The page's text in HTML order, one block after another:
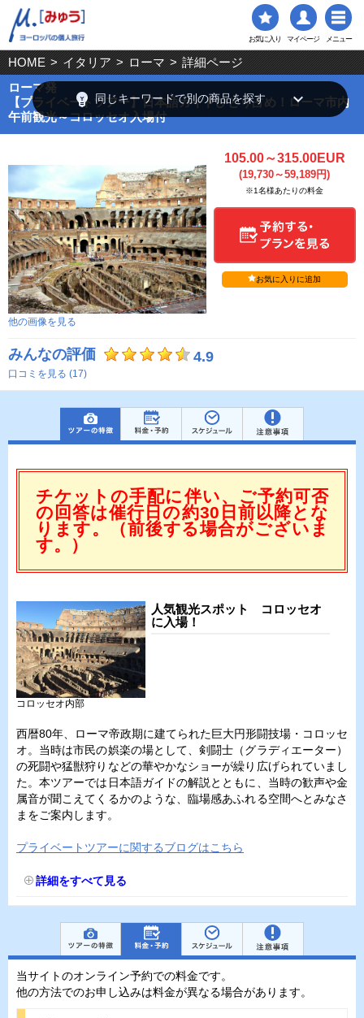
お気に入り マイページ メニュー
HOME > イタリア > ローマ > 詳細ページ
ローマ発
【プライベートツアー】日本語ガイドひとり占め！ローマ市内
午前観光～コロッセオ入場付
他の画像を見る
105.00～315.00EUR
(19,730～59,189円)
※1名様あたりの料金
お気に入りに追加
みんなの評価 4.9
口コミを見る (17)
チケットの手配に伴い、ご予約可否
の回答は催行日の約30日前以降とな
ります。（前後する場合がございま
す。）
人気観光スポット コロッセオ
に入場！
コロッセオ内部
西暦80年、ローマ帝政期に建てられた巨大円形闘技場・コロッセ
オ。当時は市民の娯楽の場として、剣闘士（グラディエーター）
の死闘や猛獣狩りなどの華やかなショーが繰り広げられていまし
た。本ツアーでは日本語ガイドの解説とともに、当時の歓声や金
属音が聞こえてくるかのような、臨場感あふれる空間へとみなさ
まをご案内します。
プライベートツアーに関するブログはこちら
詳細をすべて見る
当サイトのオンライン予約での料金です。
他の方法でのお申し込みは料金が異なる場合があります。
emoji_objects 同じキーワードで別の商品を探す keyboard_arrow_down